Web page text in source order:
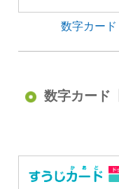
数字カード
数字カード